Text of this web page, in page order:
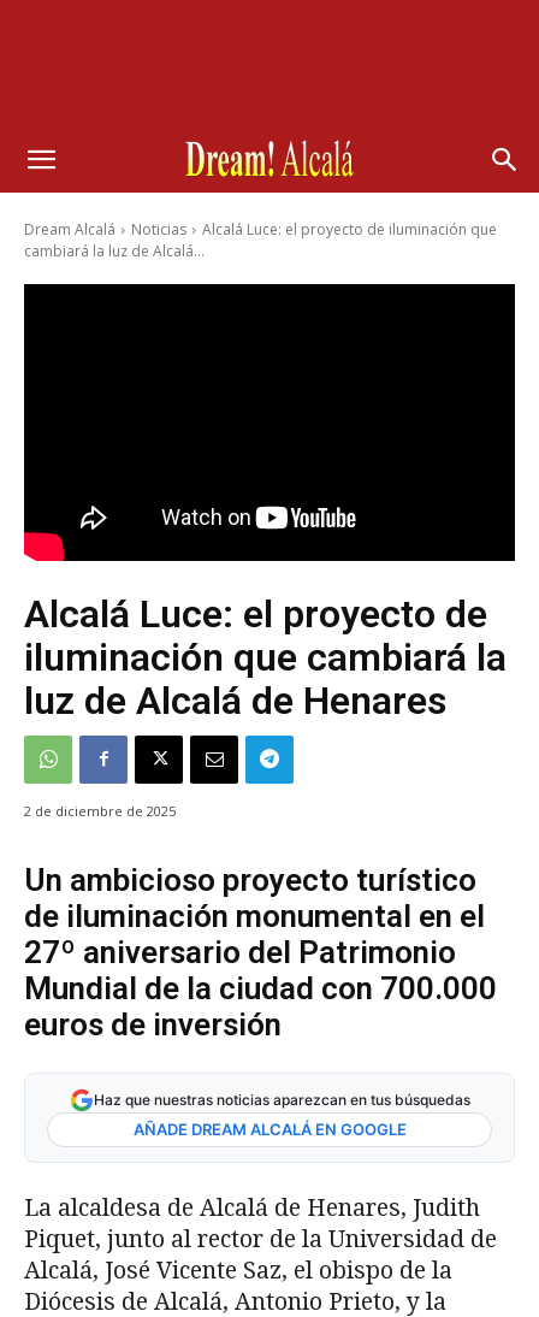
Dream Alcalá Noticias
Alcalá Luce: el proyecto de iluminación que
cambiará la luz de Alcalá...
Alcalá Luce: el proyecto de
iluminación que cambiará la
luz de Alcalá de Henares
2 de diciembre de 2025
Un ambicioso proyecto turístico
de iluminación monumental en el
27º aniversario del Patrimonio
Mundial de la ciudad con 700.000
euros de inversión
Haz que nuestras noticias aparezcan en tus búsquedas
AÑADE DREAM ALCALÁ EN GOOGLE
La alcaldesa de Alcalá de Henares, Judith
Piquet, junto al rector de la Universidad de
Alcalá, José Vicente Saz, el obispo de la
Diócesis de Alcalá, Antonio Prieto, y la